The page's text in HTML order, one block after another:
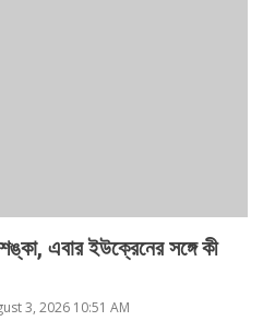
এবার ইউক্রেনের সঙ্গে কী
3, 2026 10:51 AM